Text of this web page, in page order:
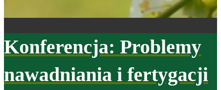
Konferencja: Problemy
nawadniania i fertygacji